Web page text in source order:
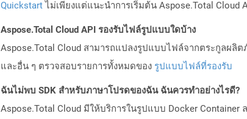
Quickstartไม่เพียงแต่แนะนำการเริ่มต้น Aspose.Total Cloud
Aspose.Total Cloud API รองรับไฟล์รูปแบบใดบ้าง
Aspose.Total Cloud สามารถแปลงรูปแบบไฟล์จากตระกูลผลิต
และอื่น ๆ ตรวจสอบรายการทั้งหมดของ รูปแบบไฟล์ที่รองรับ
ฉันไม่พบ SDK สำหรับภาษาโปรดของฉัน ฉันควรทำอย่างไรดี?
Aspose.Total Cloud มีให้บริการในรูปแบบ Docker